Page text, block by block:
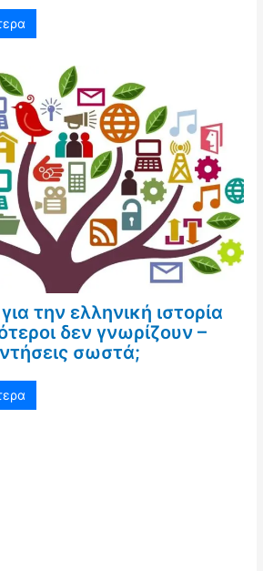
την ελληνική ιστορία
δεν γνωρίζουν –
σωστά;